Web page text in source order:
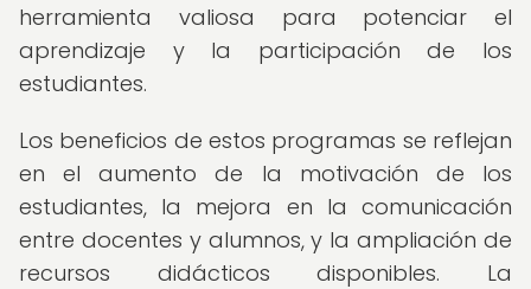
herramienta valiosa para potenciar el
aprendizaje y la participación de los
estudiantes.
Los beneficios de estos programas se reflejan
en el aumento de la motivación de los
estudiantes, la mejora en la comunicación
entre docentes y alumnos, y la ampliación de
recursos didácticos disponibles. La